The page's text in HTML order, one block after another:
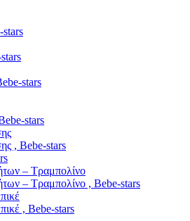
stars
stars
stars
, Bebe-stars
– Τραμπολίνο
– Τραμπολίνο , Bebe-stars
, Bebe-stars